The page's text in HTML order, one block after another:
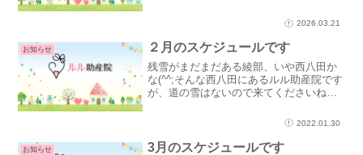
にて生理や更年期といった女性ならでは
の話してみたいことや聞きたいこと女性
の一生は、女性ホ...
2026.03.21
お知らせ ２月のスケジュールです
残雪がまだまだある綾部、いや西八田か
な(^^;そんな西八田にあるルル助産院です
が、道の雪はないので来てくださいね。
(^^♪ご予約は、℡０７７３－２１－６９
ら、お待ちし...
2022.01.30
お知らせ 3月のスケジュールです